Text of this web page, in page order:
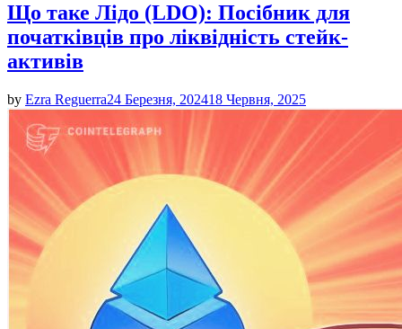
Що таке Лідо (LDO): Посібник для
початківців про ліквідність стейк-
активів
by Ezra Reguerra24 Березня, 202418 Червня, 2025